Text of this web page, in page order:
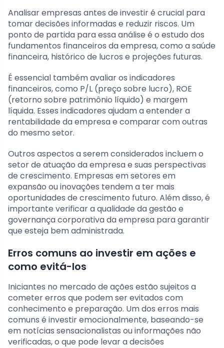
Analisar empresas antes de investir é crucial para
tomar decisões informadas e reduzir riscos. Um
ponto de partida para essa análise é o estudo dos
fundamentos financeiros da empresa, como a saúde
financeira, histórico de lucros e projeções futuras.
É essencial também avaliar os indicadores
financeiros, como P/L (preço sobre lucro), ROE
(retorno sobre patrimônio líquido) e margem
líquida. Esses indicadores ajudam a entender a
rentabilidade da empresa e comparar com outras
do mesmo setor.
Outros aspectos a serem considerados incluem o
setor de atuação da empresa e suas perspectivas
de crescimento. Empresas em setores em
expansão ou inovações tendem a ter mais
oportunidades de crescimento futuro. Além disso, é
importante verificar a qualidade da gestão e
governança corporativa da empresa para garantir
que esteja bem administrada.
Erros comuns ao investir em ações e
como evitá-los
Iniciantes no mercado de ações estão sujeitos a
cometer erros que podem ser evitados com
conhecimento e preparação. Um dos erros mais
comuns é investir emocionalmente, baseando-se
em notícias sensacionalistas ou informações não
verificadas, o que pode levar a decisões